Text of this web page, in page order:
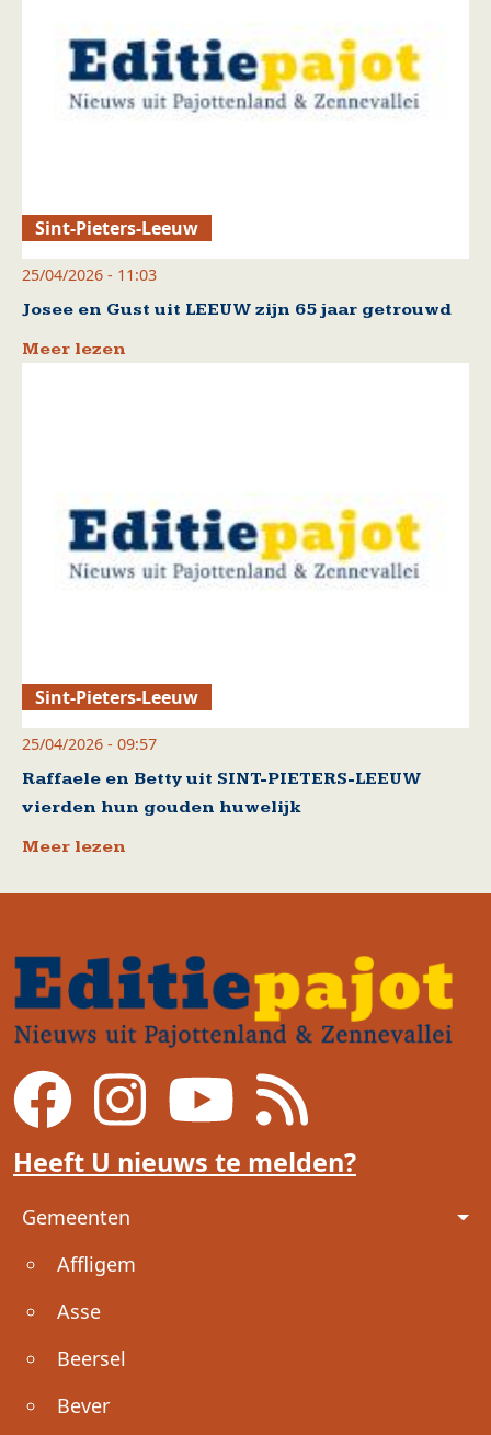
Sint-Pieters-Leeuw
25/04/2026 - 11:03
Josee en Gust uit LEEUW zijn 65 jaar getrouwd
Meer lezen
Sint-Pieters-Leeuw
25/04/2026 - 09:57
Raffaele en Betty uit SINT-PIETERS-LEEUW
vierden hun gouden huwelijk
Meer lezen
Heeft U nieuws te melden?
Voet
Gemeenten
Affligem
Asse
Beersel
Bever